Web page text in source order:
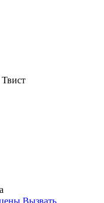
Твист
Вызвать